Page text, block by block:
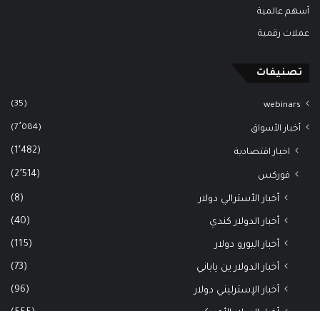
أسهم عالمية
عملات رقمية
تصنيفات
webinars
(35)
أخبار الأسواق (7٬084)
اخبار اقتصادية (1٬482)
فوركس (2٬514)
أخبار الأسترالي دولار (8)
أخبار الدولار كندي (40)
أخبار اليورو دولار (115)
أخبار الدولار ين ياباني (73)
أخبار الإسترليني دولار (96)